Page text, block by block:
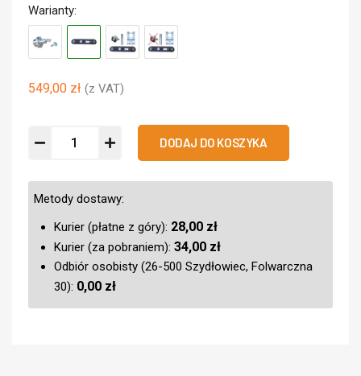
Warianty:
549,00 zł (z VAT)
DODAJ DO KOSZYKA
Metody dostawy:
Kurier (płatne z góry): 28,00 zł
Kurier (za pobraniem): 34,00 zł
Odbiór osobisty (26-500 Szydłowiec, Folwarczna
30): 0,00 zł